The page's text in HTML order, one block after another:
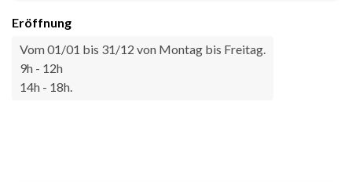
Eröffnung
Vom 01/01 bis 31/12 von Montag bis Freitag.
9h - 12h
14h - 18h.